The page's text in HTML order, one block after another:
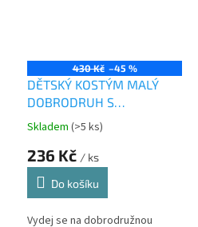
430 Kč –45 %
DĚTSKÝ KOSTÝM MALÝ
DOBRODRUH S
PŘÍSLUŠENSTVÍM
Průměrné
produktu
0,0
5
Skladem (>5 ks)
236 Kč / ks
Do košíku
Vydej se na dobrodružnou